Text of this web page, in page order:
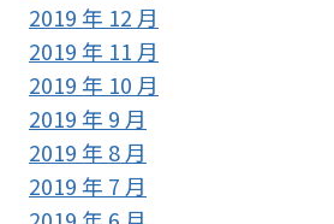
2019 年 12 月
2019 年 11 月
2019 年 10 月
2019 年 9 月
2019 年 8 月
2019 年 7 月